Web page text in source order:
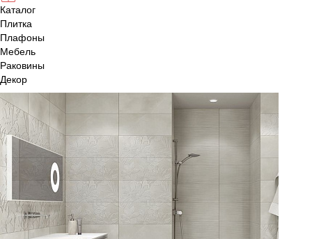
Каталог
Плитка
Плафоны
Мебель
Раковины
Декор